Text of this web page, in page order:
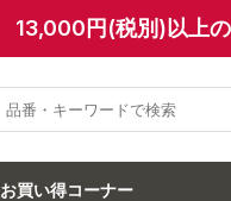
13,000円(税別)以上
お買い得コーナー